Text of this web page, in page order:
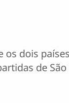
dois
de São